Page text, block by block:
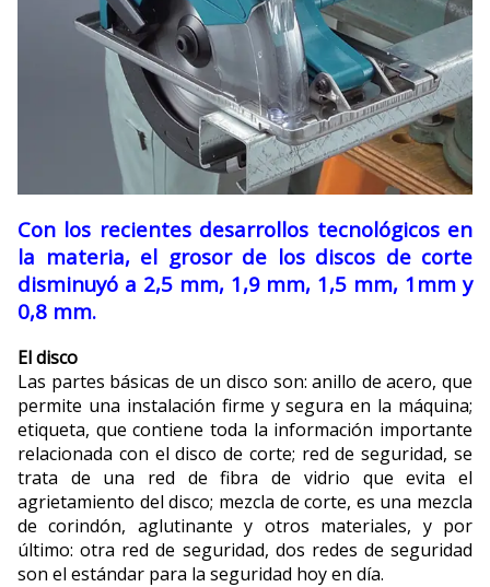
Con los recientes desarrollos tecnológicos en
la materia, el grosor de los discos de corte
disminuyó a 2,5 mm, 1,9 mm, 1,5 mm, 1mm y
0,8 mm.
El disco
Las partes básicas de un disco son: anillo de acero, que
permite una instalación firme y segura en la máquina;
etiqueta, que contiene toda la información importante
relacionada con el disco de corte; red de seguridad, se
trata de una red de fibra de vidrio que evita el
agrietamiento del disco; mezcla de corte, es una mezcla
de corindón, aglutinante y otros materiales, y por
último: otra red de seguridad, dos redes de seguridad
son el estándar para la seguridad hoy en día.